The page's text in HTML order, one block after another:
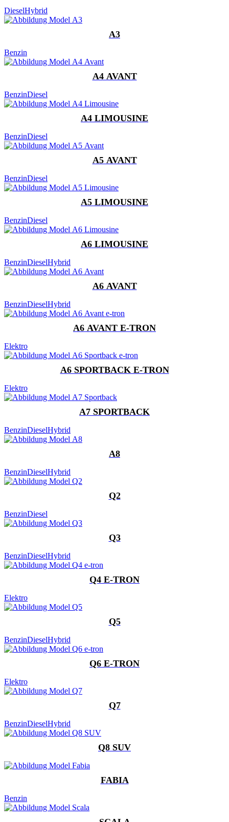
DieselHybrid
A3
Benzin
A4 AVANT
BenzinDiesel
A4 LIMOUSINE
BenzinDiesel
A5 AVANT
BenzinDiesel
A5 LIMOUSINE
BenzinDiesel
A6 LIMOUSINE
BenzinDieselHybrid
A6 AVANT
BenzinDieselHybrid
A6 AVANT E-TRON
Elektro
A6 SPORTBACK E-TRON
Elektro
A7 SPORTBACK
BenzinDieselHybrid
A8
BenzinDieselHybrid
Q2
BenzinDiesel
Q3
BenzinDieselHybrid
Q4 E-TRON
Elektro
Q5
BenzinDieselHybrid
Q6 E-TRON
Elektro
Q7
BenzinDieselHybrid
Q8 SUV
FABIA
Benzin